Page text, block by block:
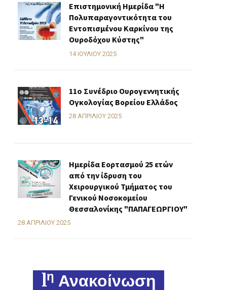
1η Ανακοίνωση
Επιστημονική Ημερίδα "Η
Πολυπαραγοντικότητα του
Εντοπισμένου Καρκίνου της
Ουροδόχου Κύστης"
14 ΙΟΥΛΊΟΥ 2025
11o Συνέδριο Ουρογεννητικής
Ογκολογίας Βορείου Ελλάδος
28 ΑΠΡΙΛΊΟΥ 2025
Ημερίδα Εορτασμού 25 ετών
από την ίδρυση του
Χειρουργικού Τμήματος του
Γενικού Νοσοκομείου
Θεσσαλονίκης "ΠΑΠΑΓΕΩΡΓΙΟΥ"
28 ΑΠΡΙΛΊΟΥ 2025